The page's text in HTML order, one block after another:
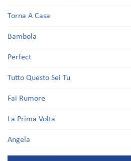
Torna A Casa
Bambola
Perfect
Tutto Questo Sei Tu
Fai Rumore
La Prima Volta
Angela